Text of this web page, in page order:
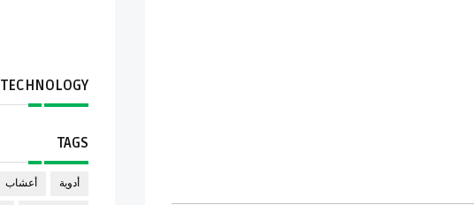
TECHNOLOGY
TAGS
أدوية أعشاب